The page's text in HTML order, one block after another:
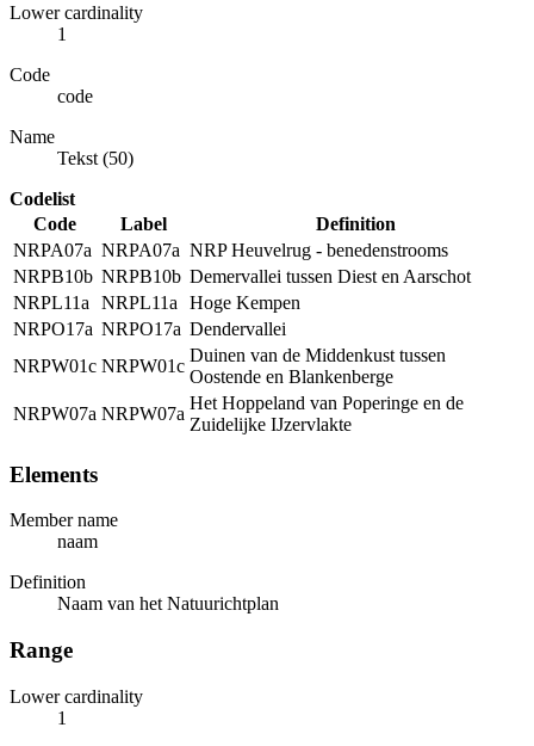
Lower cardinality
1
Code
code
Name
Tekst (50)
Codelist
Code
Label
Definition
NRPA07a NRPA07a NRP Heuvelrug - benedenstrooms
NRPB10b NRPB10b Demervallei tussen Diest en Aarschot
NRPL11a
NRPL11a
Hoge Kempen
NRPO17a NRPO17a Dendervallei
NRPW01c NRPW01c
Duinen van de Middenkust tussen
Oostende en Blankenberge
NRPW07a NRPW07a
Het Hoppeland van Poperinge en de
Zuidelijke IJzervlakte
Elements
Member name
naam
Definition
Naam van het Natuurichtplan
Range
Lower cardinality
1